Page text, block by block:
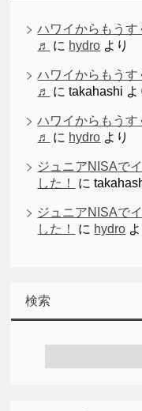
ハワイからもう
♬
に hydro より
ハワイからもう
♬
にtakahashi よ
ハワイからもう
♬
に hydro より
ジュニアNISAで
した！
に
ジュニアNISAで
した！
に hydro
検索